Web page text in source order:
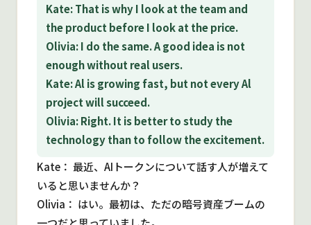
Kate: That is why I look at the team and
the product before I look at the price.
Olivia: I do the same. A good idea is not
enough without real users.
Kate: Al is growing fast, but not every Al
project will succeed.
Olivia: Right. It is better to study the
technology than to follow the excitement.
Kate： 最近、AIトークンについて話す人が増えて
いると思いませんか？
Olivia： はい。最初は、ただの暗号資産ブームの